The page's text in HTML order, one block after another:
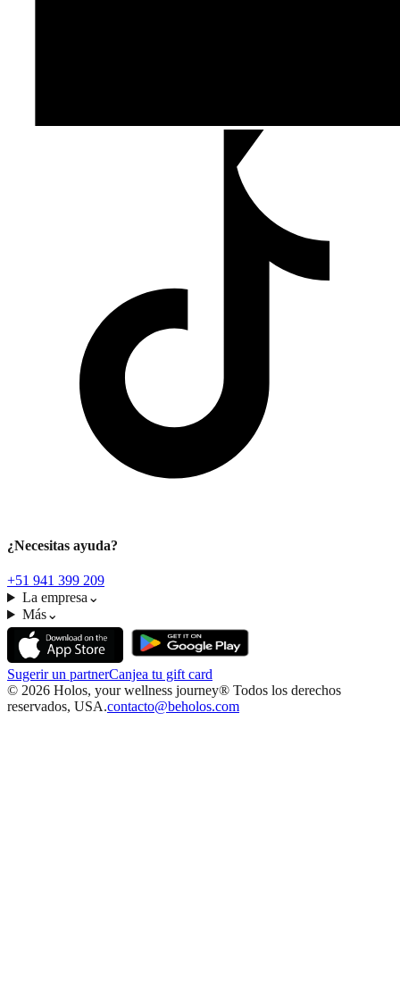
¿Necesitas ayuda?
+51 941 399 209
La empresa ⌄
Más⌄
Sugerir un partnerCanjea tu gift card
© 2026 Holos, your wellness journey® Todos los derechos
reservados, USA.contacto@beholos.com